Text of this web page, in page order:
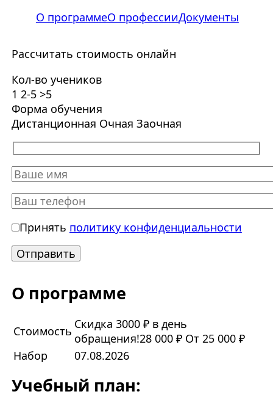
О программеО профессииДокументы
Рассчитать стоимость онлайн
Кол-во учеников
1 2-5 >5
Форма обучения
Дистанционная Очная Заочная
Принять политику конфиденциальности
О программе
Стоимость Скидка 3000 ₽ в день
обращения!28 000 ₽ От 25 000 ₽
Набор
07.08.2026
Учебный план: